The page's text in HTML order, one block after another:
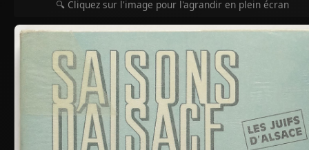
🔍 Cliquez sur l'image pour l'agrandir en plein écran